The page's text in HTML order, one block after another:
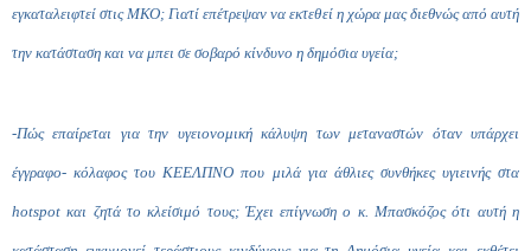
εγκαταλειφτεί στις ΜΚΟ; Γιατί επέτρεψαν να εκτεθεί η χώρα μας διεθνώς από αυτή
την κατάσταση και να μπει σε σοβαρό κίνδυνο η δημόσια υγεία;
-Πώς επαίρεται για την υγειονομική κάλυψη των μεταναστών όταν υπάρχει
έγγραφο- κόλαφος του ΚΕΕΛΠΝΟ που μιλά για άθλιες συνθήκες υγιεινής στα
hotspot και ζητά το κλείσιμό τους; Έχει επίγνωση ο κ. Μπασκόζος ότι αυτή η